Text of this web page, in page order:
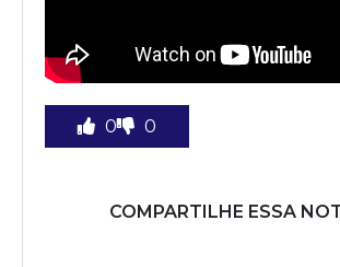
0 0
COMPARTILHE ESSA